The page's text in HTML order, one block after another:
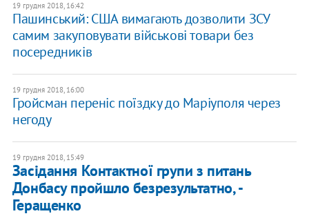
19 грудня 2018, 16:42
Пашинський: США вимагають дозволити ЗСУ
самим закуповувати військові товари без
посередників
19 грудня 2018, 16:00
Гройсман переніс поїздку до Маріуполя через
негоду
19 грудня 2018, 15:49
Засідання Контактної групи з питань
Донбасу пройшло безрезультатно, -
Геращенко